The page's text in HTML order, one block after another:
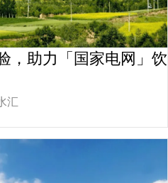
，助力「国家电网」饮
汇